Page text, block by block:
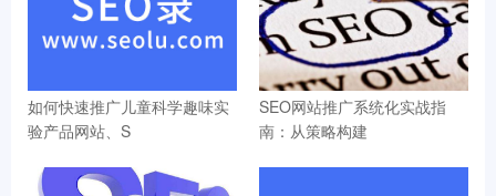
如何快速推广儿童科学趣味实
验产品网站、S
SEO网站推广系统化实战指
南：从策略构建